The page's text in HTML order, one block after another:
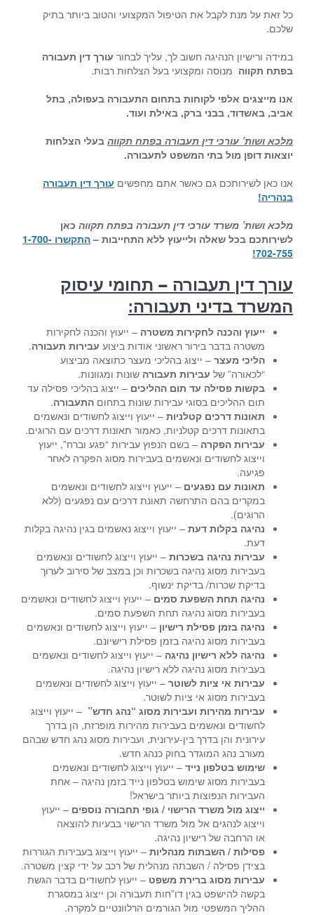
כל זאת על מנת לקבל את הטיפול המקצועי והטוב ביותר בתיק
שלכם.
במידה ורישיון הנהיגה חשוב לך, עליך לבחור עורך דין תעבורה
בפתח תקווה מנוסה ומקצועי בעל הצלחות רבות.
אנו מייצגים אלפי לקוחות בתחום התעבורה בעפולה, בתל
אביב, באשדוד, בבני ברק, באילת ועוד.
מלכא ושות’ עורכי דין תעבורה בפתח תקווה בעלי הצלחות
יוצאות דופן מול בתי המשפט לתעבורה.
אנו כאן לשירותכם גם כאשר אתם מחפשים עורך דין תעבורה
בנהריה!
מלכא ושות’ משרד עורכי דין תעבורה בפתח תקווה כאן
לשירותכם בכל שאלה ולייעוץ ללא התחייבות –
התקשרו 1-700-
702-755!
עורך דין תעבורה – תחומי עיסוק
המשרד בדיני תעבורה:
ייעוץ והכנה לחקירות משטרה – ייעוץ והכנה לחקירות
משטרה בדבר בירור ראשוני אודות ביצוע עבירות תעבורה.
הליכי מעצר – ייצוג בהליכי מעצר כתוצאה מביצוע
“לכאורה” של עבירות תעבורה שונות ומגוונות.
בקשות פסילה עד תום ההליכים – ייצוג בהליכי פסילה עד
תום ההליכים בסוגי עבירות שונות בתחום התעבורה.
תאונות דרכים קטלניות – ייעוץ וייצוג לחשודים ונאשמים
בתאונות דרכים קטלניות, כאמור תאונות דרכים עם הרוגים.
עבירות הפקרה – בשם הנפוץ עבירות “פגע וברח”, ייעוץ
וייצוג לחשודים ונאשמים בעבירות מסוג הפקרה לאחר
פגיעה.
תאונות עם נפגעים – ייעוץ וייצוג לחשודים ונאשמים
במקרים בהם התרחשה תאונת דרכים עם נפגעים (ללא
הרוגים).
נהיגה בקלות דעת – ייעוץ וייצוג נאשמים בגין נהיגה בקלות
דעת.
עבירות נהיגה בשכרות – ייעוץ וייצוג לחשודים ונאשמים
בעבירות מסוג נהיגה בשכרות וכן במצב של סירוב לערוך
בדיקת שכרות/ בדיקת ינשוף.
נהיגה תחת השפעת סמים – ייעוץ וייצוג לחשודים ונאשמים
בעבירות מסוג נהיגה תחת השפעת סמים.
נהיגה בזמן פסילת רישיון – ייעוץ וייצוג לחשודים ונאשמים
בעבירות מסוג נהיגה בזמן פסילת רישיונם.
נהיגה ללא רישיון נהיגה – ייעוץ וייצוג לחשודים ונאשמים
בעבירות מסוג נהיגה ללא רישיון נהיגה.
עבירות אי ציות לשוטר – ייעוץ וייצוג לחשודים ונאשמים
בעבירות מסוג אי ציות לשוטר.
עבירות מהירות ועבירות מסוג “נהג חדש” – ייעוץ וייצוג
לחשודים ונאשמים בעבירות מהירות מופרזת, הן בדרך
עירונית והן בדרך בין-עירונית, ועבירות מסוג נהג חדש שבהם
מעורב נהג המוגדר בחוק כנהג חדש.
שימוש בטלפון נייד – ייעוץ וייצוג לחשודים ונאשמים
בעבירות מסוג שימוש בטלפון נייד בזמן נהיגה – אחת
העבירות הנפוצות ביותר בישראל!
ייצוג מול משרד הרישוי / גופי תחבורה נוספים – ייעוץ
וייצוג לנהגים אל מול משרד הרישוי בבעיות להוצאה
או הרחבה של רישיון נהיגה.
פסילות / השבתות מנהליות – ייעוץ וייצוג בעבירות הגוררות
בצידן פסילה / השבתה מנהלית של רכב על ידי קצין משטרה.
עבירות מסוג ברירת משפט – ייעוץ לחשודים בדבר הגשת
בקשה להישפט בגין דו”חות תעבורה וכן ייצוג במסגרת
ההליך המשפטי מול הגורמים הרלוונטיים למקרה.